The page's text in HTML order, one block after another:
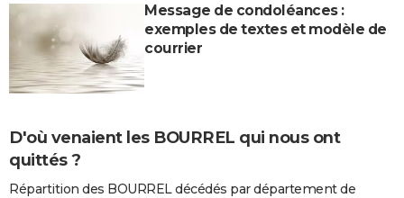
Message de condoléances :
exemples de textes et modèle de
courrier
D'où venaient les BOURREL qui nous ont
quittés ?
Répartition des BOURREL décédés par département de